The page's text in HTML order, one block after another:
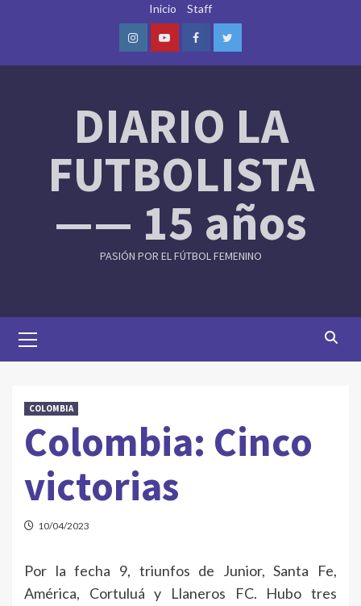
Inicio Staff
InstagramYoutubeFacebookTwitter
DIARIO LA
FUTBOLISTA
—— 15 años
PASIÓN POR EL FÚTBOL FEMENINO
Menu
COLOMBIA
Colombia: Cinco
victorias
10/04/2023
Por la fecha 9, triunfos de Junior, Santa Fe,
América, Cortuluá y Llaneros FC. Hubo tres